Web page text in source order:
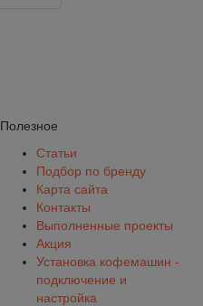
Полезное
Статьи
Подбор по бренду
Карта сайта
Контакты
Выполненные проекты
Акция
Установка кофемашин -
подключение и
настройка